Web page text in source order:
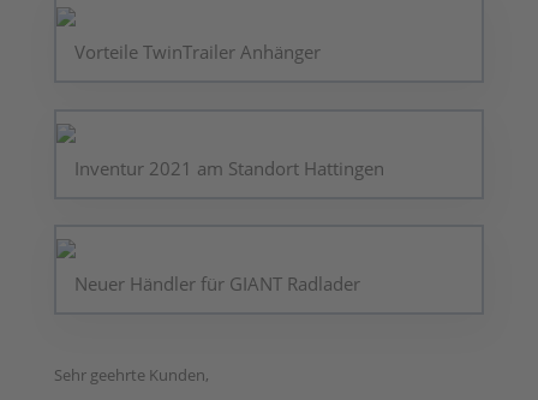
Vorteile TwinTrailer Anhänger
Inventur 2021 am Standort Hattingen
Neuer Händler für GIANT Radlader
Sehr geehrte Kunden,